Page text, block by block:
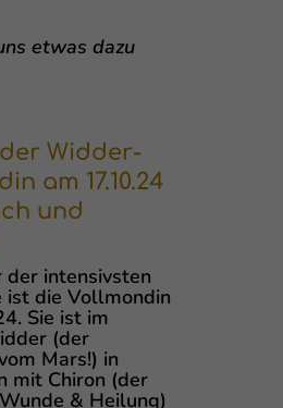
etwas dazu
Widder-
am 17.10.24
und
der intensivsten
ist die Vollmondin
Sie ist im
(der
Mars!) in
mit Chiron (der
& Heilung)